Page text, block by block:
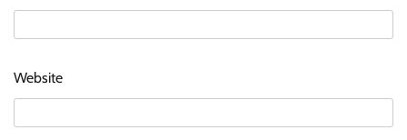
Website